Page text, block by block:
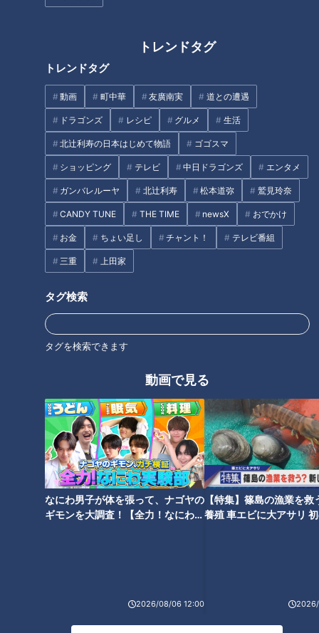
トレンドタグ
トレンドタグ
動画 町中華 友廣南実 道との遭遇
ドラゴンズ レシピ グルメ 生活
北辻利寿の日本はじめて物語 ゴゴスマ
ショッピング テレビ 中日ドラゴンズ エンタメ
ガンバレルーヤ 北辻利寿 松本道弥 鷲見玲奈
CANDY TUNE THE TIME newsX おでかけ
お金 ちょい足し チャント！ テレビ番組
三重 上田家
タグ検索
タグを検索できます
動画で見る
なにわ男子が体を張って、ナゴヤの
ギモンを大調査！【全力！なにわ実
2026/08/06 12:00
【特集】篠島の漁業を救
養殖 車エビに大アサリ
健康 ゲンキの時間 筧利夫 西尾由佳理
オススメ関連コンテンツ
健康のカギ「腸」の知識を総チ
ェック！
下痢・便秘・お腹の張り お腹の
トラブルの原因は「小腸」にア
新型コロナ！家ごもりが招く不
調 「メタボ」「コリ」「便秘」
自宅で大改善
どうして身体は硬くなる？身体
の硬さが招く意外な不調…専門
医に学ぶ！健康効果抜群「万能
ストレッチ」